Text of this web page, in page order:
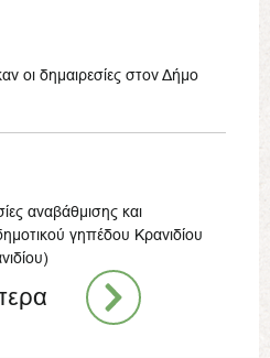
οι δημαιρεσίες στον Δήμο
αναβάθμισης και
γηπέδου Κρανιδίου